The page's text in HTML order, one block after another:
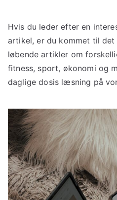
Hvis du leder efter en
artikel, er du kommet til
løbende artikler om
fitness, sport, økonomi og
daglige dosis læsning på